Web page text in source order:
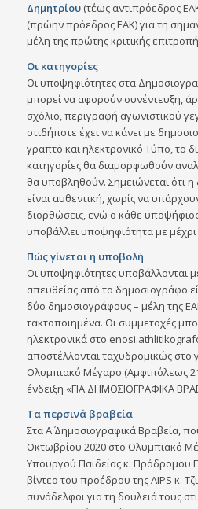
Δημητρίου(τέως αντιπρόεδρος
(πρώην πρόεδρος ΕΑΚ) για τη
μέλη της πρώτης κριτικής
Οι κατηγορίες
Οι υποψηφιότητες στα
μπορεί να αφορούν συνέντευξη,
σχόλιο, περιγραφή αγωνιστικού
οτιδήποτε έχει να κάνει με
γραπτό και ηλεκτρονικό Τύπο, το
κατηγορίες θα διαμορφωθούν
θα υποβληθούν. Σημειώνεται ότι
είναι αυθεντική, χωρίς να
διορθώσεις, ενώ ο κάθε
υποβάλλει υποψηφιότητα με μέχρι
Πώς γίνεται η υποβολή
Οι υποψηφιότητες υποβάλλονται
απευθείας από το δημοσιογράφο
δύο δημοσιογράφους – μέλη της
τακτοποιημένα. Οι συμμετοχές
ηλεκτρονικά στο
αποστέλλονται ταχυδρομικώς στο
Ολυμπιακό Μέγαρο (Αμφιπόλεως
ένδειξη «ΓΙΑ ΔΗΜΟΣΙΟΓΡΑΦΙΚΑ
Τα περσινά βραβεία
Στα Α΄ Δημοσιογραφικά Βραβεία,
Οκτωβρίου 2020 στο Ολυμπιακό
Υπουργού Παιδείας κ. Πρόδρομου
βίντεο του προέδρου της AIPS κ.
συνάδελφοι για τη δουλειά τους